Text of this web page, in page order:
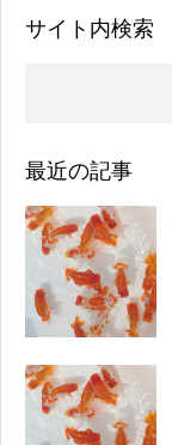
サイト内検索
最近の記事